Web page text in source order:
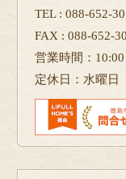
TEL : 088-652-
FAX : 088-652-
営業時間：
定休日：水曜日